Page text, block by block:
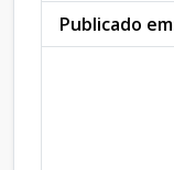
Publicado